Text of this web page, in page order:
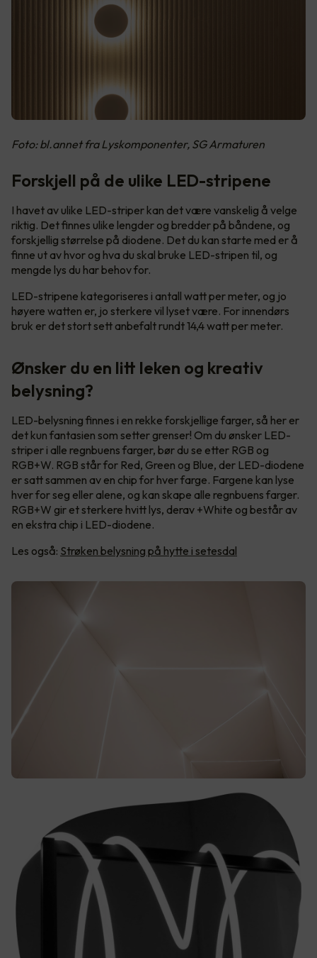
Foto: bl.annet fra Lyskomponenter, SG Armaturen
Forskjell på de ulike LED-stripene
I havet av ulike LED-striper kan det være vanskelig å velge
riktig. Det finnes ulike lengder og bredder på båndene, og
forskjellig størrelse på diodene. Det du kan starte med er å
finne ut av hvor og hva du skal bruke LED-stripen til, og
mengde lys du har behov for.
LED-stripene kategoriseres i antall watt per meter, og jo
høyere watten er, jo sterkere vil lyset være. For innendørs
bruk er det stort sett anbefalt rundt 14,4 watt per meter.
Ønsker du en litt leken og kreativ
belysning?
LED-belysning finnes i en rekke forskjellige farger, så her er
det kun fantasien som setter grenser! Om du ønsker LED-
striper i alle regnbuens farger, bør du se etter RGB og
RGB+W. RGB står for Red, Green og Blue, der LED-diodene
er satt sammen av en chip for hver farge. Fargene kan lyse
hver for seg eller alene, og kan skape alle regnbuens farger.
RGB+W gir et sterkere hvitt lys, derav +White og består av
en ekstra chip i LED-diodene.
Les også: Strøken belysning på hytte i setesdal